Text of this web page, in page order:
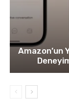
Amazon’un